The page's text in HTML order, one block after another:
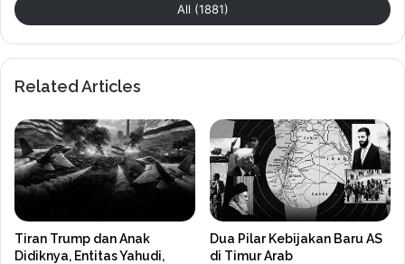
All (1881)
Related Articles
Tiran Trump dan Anak
Didiknya, Entitas Yahudi,
Dua Pilar Kebijakan Baru AS
di Timur Arab